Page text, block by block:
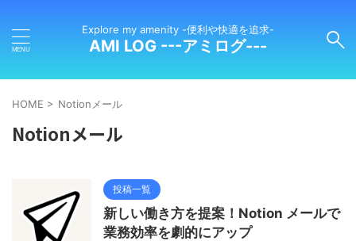
Explore my amenity -便利や快適を追求-
AMI LOG ---アミログ---
HOME > Notionメール
Notionメール
投稿一覧
新しい働き方を提案！Notion メールで
業務効率を劇的にアップ